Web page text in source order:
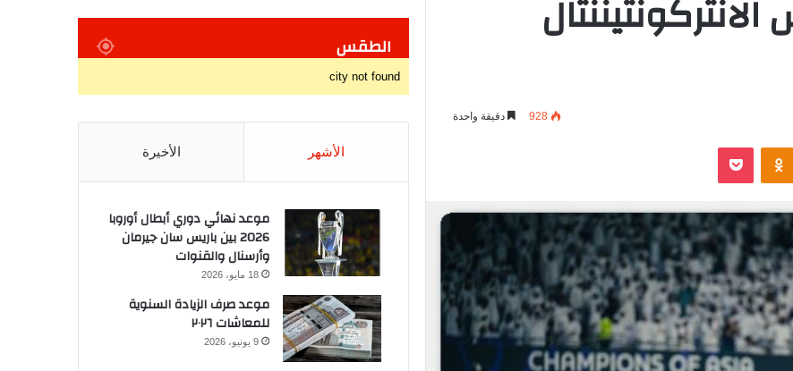
928 دقيقة واحدة
الطقس
city not found
الأشهر الأخيرة
موعد نهائي دوري أبطال أوروبا
2026 بين باريس سان جيرمان
وأرسنال والقنوات
18 مايو، 2026
موعد صرف الزيادة السنوية
للمعاشات ٢٠٢٦
9 يونيو، 2026